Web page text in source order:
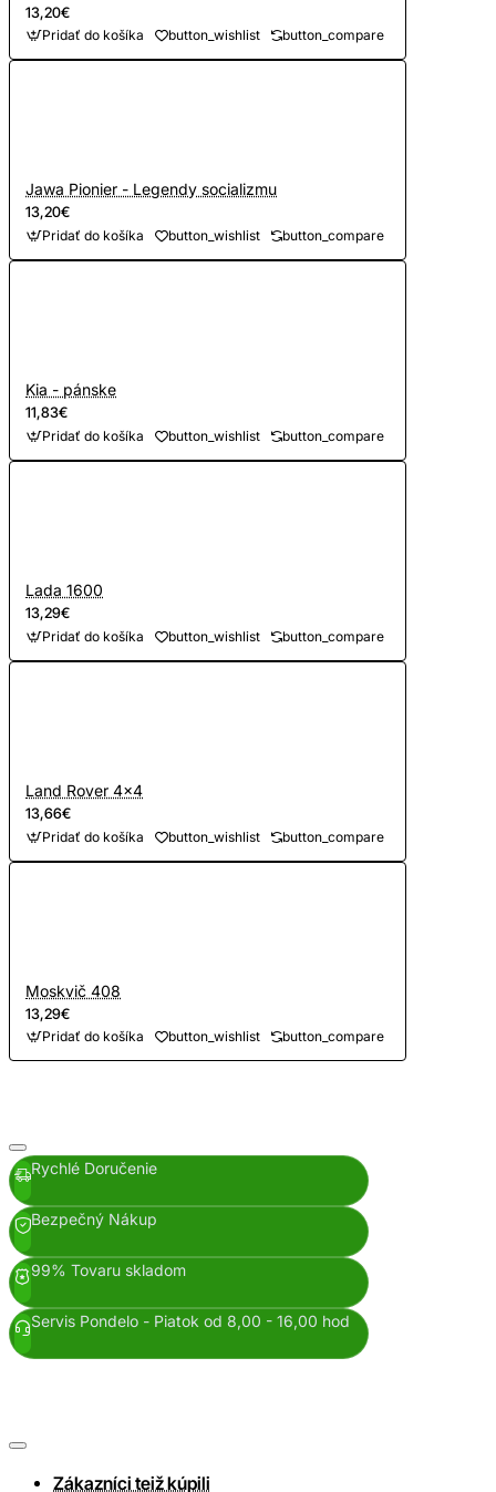
13,20€
Pridať do košíka button_wishlist button_compare
Jawa Pionier - Legendy socializmu
13,20€
Pridať do košíka button_wishlist button_compare
Kia - pánske
11,83€
Pridať do košíka button_wishlist button_compare
Lada 1600
13,29€
Pridať do košíka button_wishlist button_compare
Land Rover 4x4
13,66€
Pridať do košíka button_wishlist button_compare
Moskvič 408
13,29€
Pridať do košíka button_wishlist button_compare
Rychlé Doručenie
Bezpečný Nákup
99% Tovaru skladom
Servis Pondelo - Piatok od 8,00 - 16,00 hod
Zákazníci teiž kúpili